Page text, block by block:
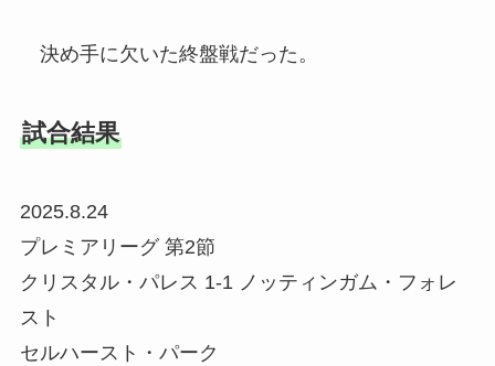
決め手に欠いた終盤戦だった。
試合結果
2025.8.24
プレミアリーグ 第2節
クリスタル・パレス 1-1 ノッティンガム・フォレ
スト
セルハースト・パーク